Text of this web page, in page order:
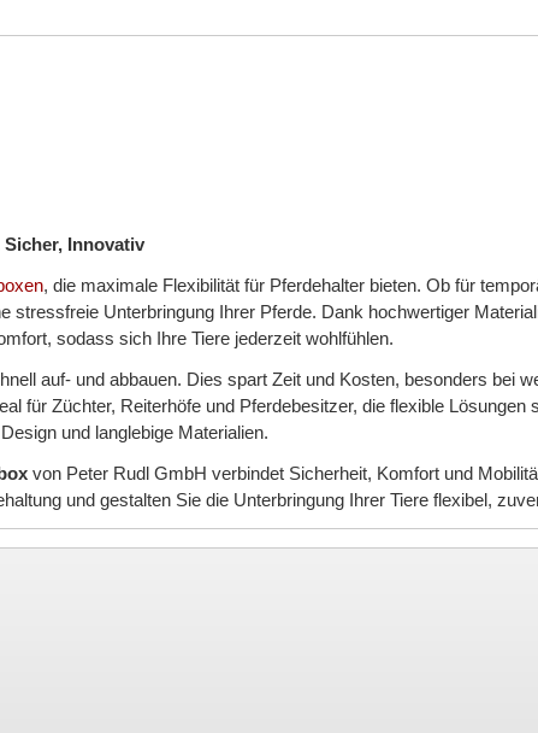
Innovativ
, die maximale Flexibilität für Pferdehalter bieten. Ob für
stressfreie Unterbringung Ihrer Pferde. Dank hochwertiger
sodass sich Ihre Tiere jederzeit wohlfühlen.
auf- und abbauen. Dies spart Zeit und Kosten, besonders bei
für Züchter, Reiterhöfe und Pferdebesitzer, die flexible Lösungen
und langlebige Materialien.
von Peter Rudl GmbH verbindet Sicherheit, Komfort und
und gestalten Sie die Unterbringung Ihrer Tiere flexibel,